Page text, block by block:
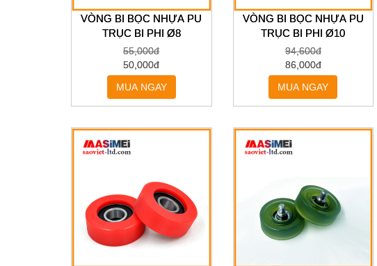
VÒNG BI BỌC NHỰA PU
TRỤC BI PHI Ø8
55,000đ
50,000đ
MUA NGAY
VÒNG BI BỌC NHỰA PU
TRỤC BI PHI Ø10
94,600đ
86,000đ
MUA NGAY